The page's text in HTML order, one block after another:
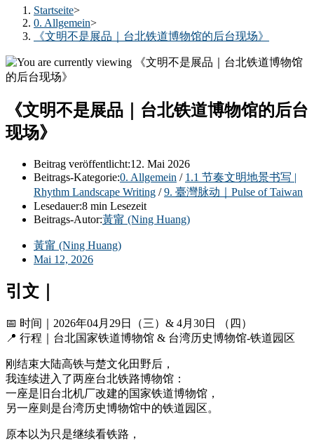
Startseite>
0. Allgemein>
《文明不是展品｜台北铁道博物馆的后台现场》
《文明不是展品｜台北铁道博物馆的后台
现场》
Beitrag veröffentlicht:12. Mai 2026
Beitrags-Kategorie:0. Allgemein / 1.1 节奏文明地景书写 |
Rhythm Landscape Writing / 9. 臺灣脉动｜Pulse of Taiwan
Lesedauer:8 min Lesezeit
Beitrags-Autor:黃甯 (Ning Huang)
黃甯 (Ning Huang)
Mai 12, 2026
引文｜
📅 时间｜2026年04月29日（三）& 4月30日 （四）
📍 行程｜台北国家铁道博物馆 & 台湾历史博物馆-铁道园区
刚结束大陆高铁与楚文化田野后，
我连续进入了两座台北铁路博物馆：
一座是旧台北机厂改建的国家铁道博物馆，
另一座则是台湾历史博物馆中的铁道园区。
原本以为只是继续看铁路，